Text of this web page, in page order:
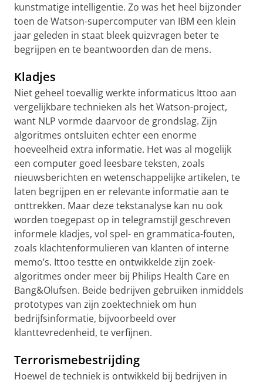
kunstmatige intelligentie. Zo was het heel bijzonder
toen de Watson-supercomputer van IBM een klein
jaar geleden in staat bleek quizvragen beter te
begrijpen en te beantwoorden dan de mens.
Kladjes
Niet geheel toevallig werkte informaticus Ittoo aan
vergelijkbare technieken als het Watson-project,
want NLP vormde daarvoor de grondslag. Zijn
algoritmes ontsluiten echter een enorme
hoeveelheid extra informatie. Het was al mogelijk
een computer goed leesbare teksten, zoals
nieuwsberichten en wetenschappelijke artikelen, te
laten begrijpen en er relevante informatie aan te
onttrekken. Maar deze tekstanalyse kan nu ook
worden toegepast op in telegramstijl geschreven
informele kladjes, vol spel- en grammatica-fouten,
zoals klachtenformulieren van klanten of interne
memo’s. Ittoo testte en ontwikkelde zijn zoek-
algoritmes onder meer bij Philips Health Care en
Bang&Olufsen. Beide bedrijven gebruiken inmiddels
prototypes van zijn zoektechniek om hun
bedrijfsinformatie, bijvoorbeeld over
klanttevredenheid, te verfijnen.
Terrorismebestrijding
Hoewel de techniek is ontwikkeld bij bedrijven in